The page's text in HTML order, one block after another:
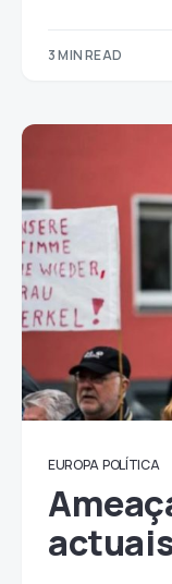
3 MIN READ
EUROPA POLÍTICA